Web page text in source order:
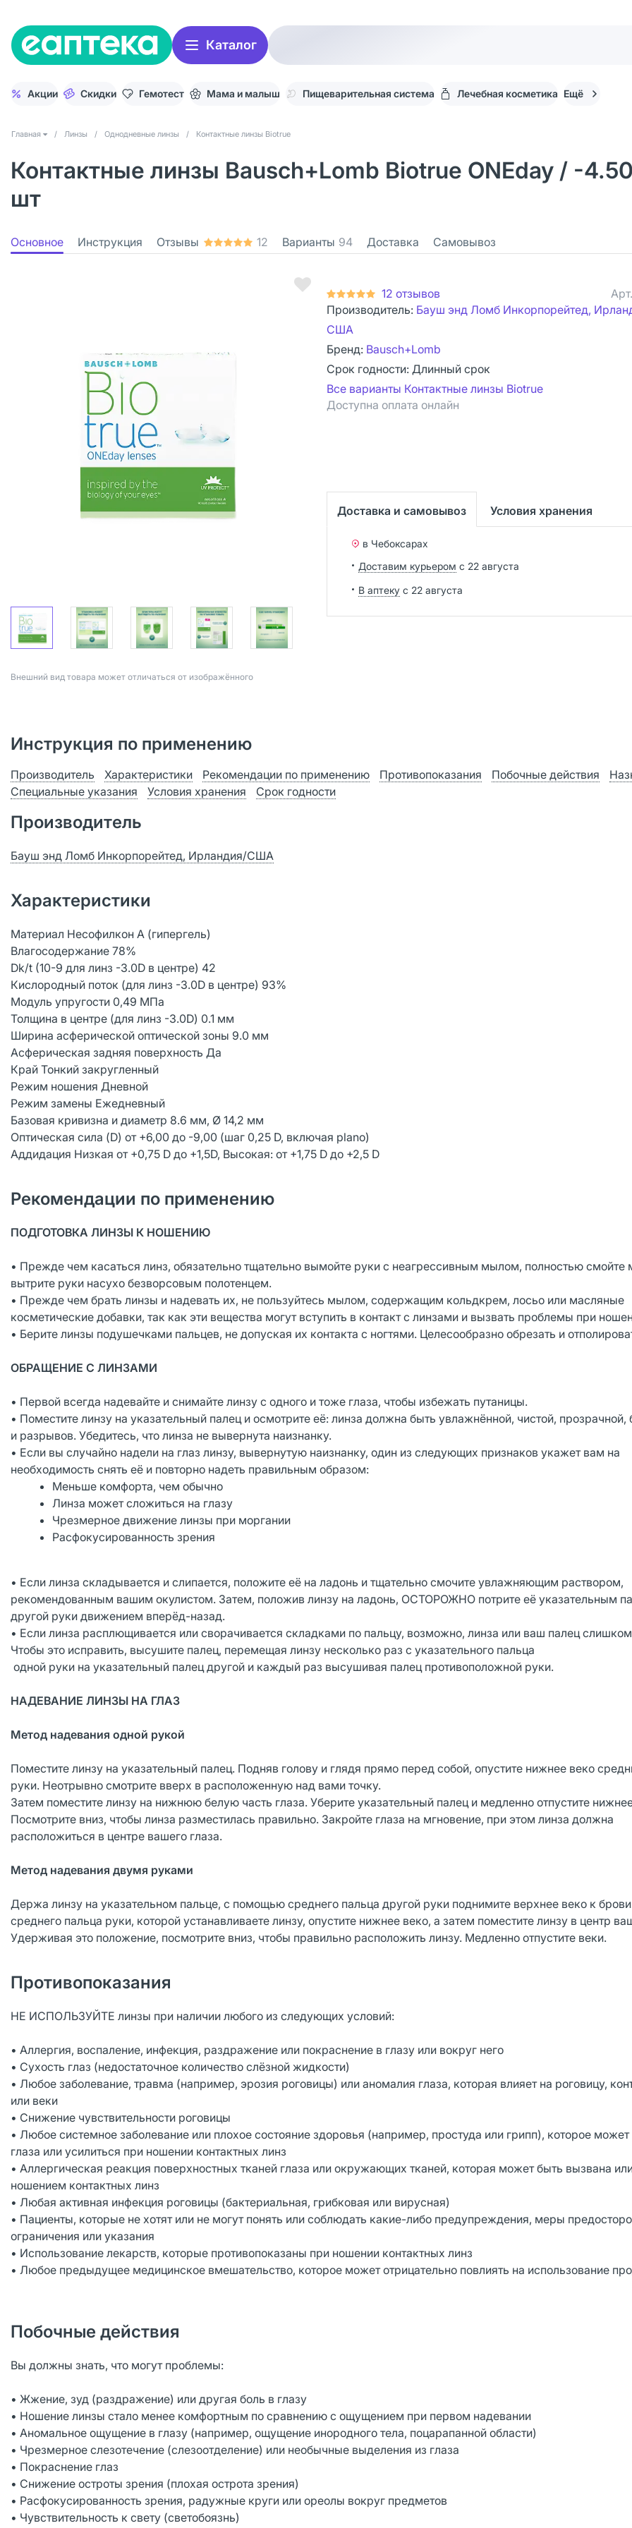
Каталог
Акции Скидки Гемотест Мама и малыш Пищеварительная система Лечебная косметика Ещё
Главная / Линзы / Однодневные линзы / Контактные линзы Biotrue
Контактные линзы Bausch+Lomb Biotrue ONEday / -
шт
Основное Инструкция Отзывы 12 Варианты 94 Доставка Самовывоз
Bнешний вид товара может отличаться от изображённого
12 отзывов Арт.
Производитель: Бауш энд Ломб Инкорпорейтед,
США
Бренд: Bausch+Lomb
Срок годности: Длинный срок
Все варианты Контактные линзы Biotrue
Доступна оплата онлайн
Доставка и самовывоз Условия хранения
в Чебоксарах
Доставим курьером с 22 августа
В аптеку с 22 августа
Инструкция по применению
Производитель Характеристики Рекомендации по применению Противопоказания Побочные действия
Специальные указания
Условия хранения Срок годности
Производитель
Бауш энд Ломб Инкорпорейтед, Ирландия/США
Характеристики
Материал Несофилкон A (гипергель)
Влагосодержание 78%
Dk/t (10-9 для линз -3.0D в центре) 42
Кислородный поток (для линз -3.0D в центре) 93%
Модуль упругости 0,49 MПa
Толщина в центре (для линз -3.0D) 0.1 мм
Ширина асферической оптической зоны 9.0 мм
Асферическая задняя поверхность Да
Край Тонкий закругленный
Режим ношения Дневной
Режим замены Ежедневный
Базовая кривизна и диаметр 8.6 мм, Ø 14,2 мм
Оптическая сила (D) от +6,00 до -9,00 (шаг 0,25 D, включая plano)
Аддидация Низкая от +0,75 D до +1,5D, Высокая: от +1,75 D до +2,5 D
Рекомендации по применению
ПОДГОТОВКА ЛИНЗЫ К НОШЕНИЮ
• Прежде чем касаться линз, обязательно тщательно вымойте руки с неагрессивным мылом, полностью смойте
вытрите руки насухо безворсовым полотенцем.
• Прежде чем брать линзы и надевать их, не пользуйтесь мылом, содержащим кольдкрем, лосьо или масляные
косметические добавки, так как эти вещества могут вступить в контакт с линзами и вызвать проблемы при
• Берите линзы подушечками пальцев, не допуская их контакта с ногтями. Целесообразно обрезать и
ОБРАЩЕНИЕ С ЛИНЗАМИ
• Первой всегда надевайте и снимайте линзу с одного и тоже глаза, чтобы избежать путаницы.
• Поместите линзу на указательный палец и осмотрите её: линза должна быть увлажнённой, чистой, прозрачной,
и разрывов. Убедитесь, что линза не вывернута наизнанку.
• Если вы случайно надели на глаз линзу, вывернутую наизнанку, один из следующих признаков укажет вам на
необходимость снять её и повторно надеть правильным образом:
Меньше комфорта, чем обычно
Линза может сложиться на глазу
Чрезмерное движение линзы при моргании
Расфокусированность зрения
• Если линза складывается и слипается, положите её на ладонь и тщательно смочите увлажняющим раствором,
рекомендованным вашим окулистом. Затем, положив линзу на ладонь, ОСТОРОЖНО потрите её указательным
другой руки движением вперёд-назад.
• Если линза расплющивается или сворачивается складками по пальцу, возможно, линза или ваш палец
Чтобы это исправить, высушите палец, перемещая линзу несколько раз с указательного пальца
одной руки на указательный палец другой и каждый раз высушивая палец противоположной руки.
НАДЕВАНИЕ ЛИНЗЫ НА ГЛАЗ
Метод надевания одной рукой
Поместите линзу на указательный палец. Подняв голову и глядя прямо перед собой, опустите нижнее веко
руки. Неотрывно смотрите вверх в расположенную над вами точку.
Затем поместите линзу на нижнюю белую часть глаза. Уберите указательный палец и медленно отпустите
Посмотрите вниз, чтобы линза разместилась правильно. Закройте глаза на мгновение, при этом линза должна
расположиться в центре вашего глаза.
Метод надевания двумя руками
Держа линзу на указательном пальце, с помощью среднего пальца другой руки поднимите верхнее веко к
среднего пальца руки, которой устанавливаете линзу, опустите нижнее веко, а затем поместите линзу в центр
Удерживая это положение, посмотрите вниз, чтобы правильно расположить линзу. Медленно отпустите веки.
Противопоказания
НЕ ИСПОЛЬЗУЙТЕ линзы при наличии любого из следующих условий:
• Аллергия, воспаление, инфекция, раздражение или покраснение в глазу или вокруг него
• Сухость глаз (недостаточное количество слёзной жидкости)
• Любое заболевание, травма (например, эрозия роговицы) или аномалия глаза, которая влияет на роговицу,
или веки
• Снижение чувствительности роговицы
• Любое системное заболевание или плохое состояние здоровья (например, простуда или грипп), которое может
глаза или усилиться при ношении контактных линз
• Аллергическая реакция поверхностных тканей глаза или окружающих тканей, которая может быть вызвана
ношением контактных линз
• Любая активная инфекция роговицы (бактериальная, грибковая или вирусная)
• Пациенты, которые не хотят или не могут понять или соблюдать какие-либо предупреждения, меры
ограничения или указания
• Использование лекарств, которые противопоказаны при ношении контактных линз
• Любое предыдущее медицинское вмешательство, которое может отрицательно повлиять на использование
Побочные действия
Вы должны знать, что могут проблемы:
• Жжение, зуд (раздражение) или другая боль в глазу
• Ношение линзы стало менее комфортным по сравнению с ощущением при первом надевании
• Аномальное ощущение в глазу (например, ощущение инородного тела, поцарапанной области)
• Чрезмерное слезотечение (слезоотделение) или необычные выделения из глаза
• Покраснение глаз
• Снижение остроты зрения (плохая острота зрения)
• Расфокусированность зрения, радужные круги или ореолы вокруг предметов
• Чувствительность к свету (светобоязнь)